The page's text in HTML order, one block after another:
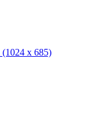
(1024 x 685)